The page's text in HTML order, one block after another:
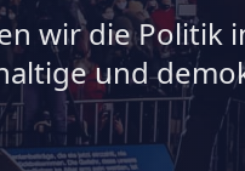
wir die Politik
und